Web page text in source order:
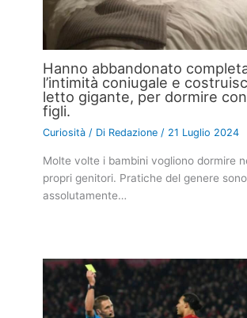
Hanno abbandonato
l’intimità coniugale e
letto gigante, per dormire
figli.
Curiosità / Di Redazione/ 21 Luglio 2024
Molte volte i bambini vogliono dormire
propri genitori. Pratiche del genere sono
assolutamente…